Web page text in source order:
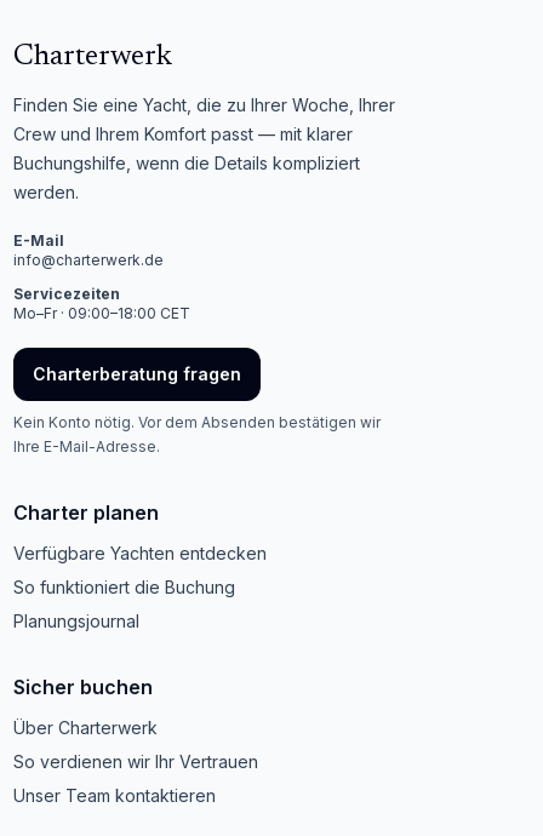
Charterwerk
Finden Sie eine Yacht, die zu Ihrer Woche, Ihrer
Crew und Ihrem Komfort passt — mit klarer
Buchungshilfe, wenn die Details kompliziert
werden.
E-Mail
info@charterwerk.de
Servicezeiten
Mo–Fr · 09:00–18:00 CET
Charterberatung fragen
Kein Konto nötig. Vor dem Absenden bestätigen wir
Ihre E-Mail-Adresse.
Charter planen
Verfügbare Yachten entdecken
So funktioniert die Buchung
Planungsjournal
Sicher buchen
Über Charterwerk
So verdienen wir Ihr Vertrauen
Unser Team kontaktieren